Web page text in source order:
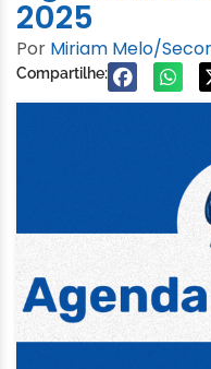
2025
Por Miriam Melo/
Compartilhe: